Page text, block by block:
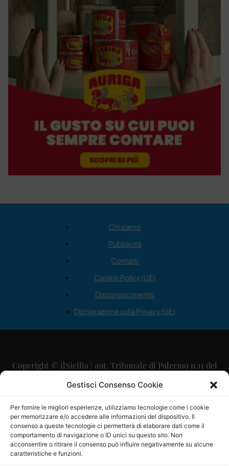
Gestisci Consenso Cookie
Per fornire le migliori esperienze, utilizziamo tecnologie come i cookie
per memorizzare e/o accedere alle informazioni del dispositivo. Il
consenso a queste tecnologie ci permetterà di elaborare dati come il
comportamento di navigazione o ID unici su questo sito. Non
acconsentire o ritirare il consenso può influire negativamente su alcune
caratteristiche e funzioni.
Chi siamo
Pubblicità
Contatti
Cookie Policy (UE)
Disconoscimento
Dichiarazione sulla Privacy (UE)
Copyright © ilSicilia | aut. Tribunale di Palermo n.11 del
29/09/2015
Direttore Editoriale: Maurizio Scaglione
Direttore Responsabile: Maria Calabrese